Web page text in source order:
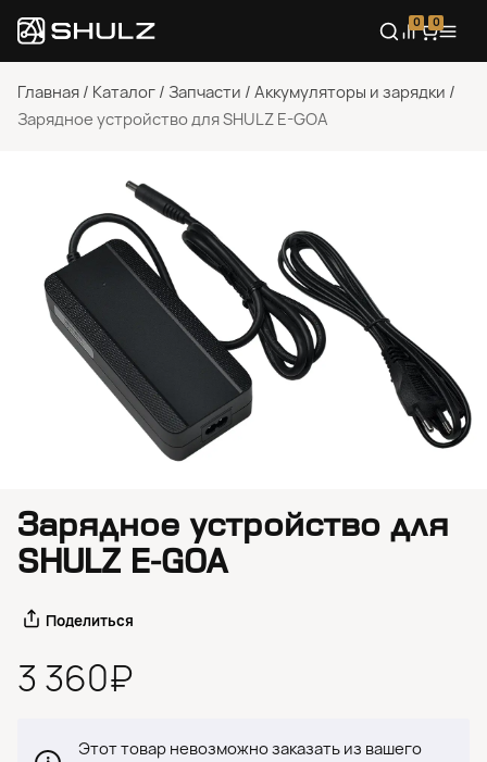
0 0
Главная / Каталог / Запчасти / Аккумуляторы и зарядки /
Зарядное устройство для SHULZ E-GOA
Зарядное устройство для
SHULZ E-GOA
Поделиться
3 360₽
Этот товар невозможно заказать из вашего